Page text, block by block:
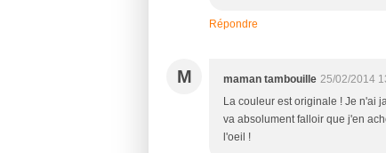
Répondre
M maman tambouille 25/02/2014
La couleur est originale ! Je n'ai
va absolument falloir que j'en
l'oeil !